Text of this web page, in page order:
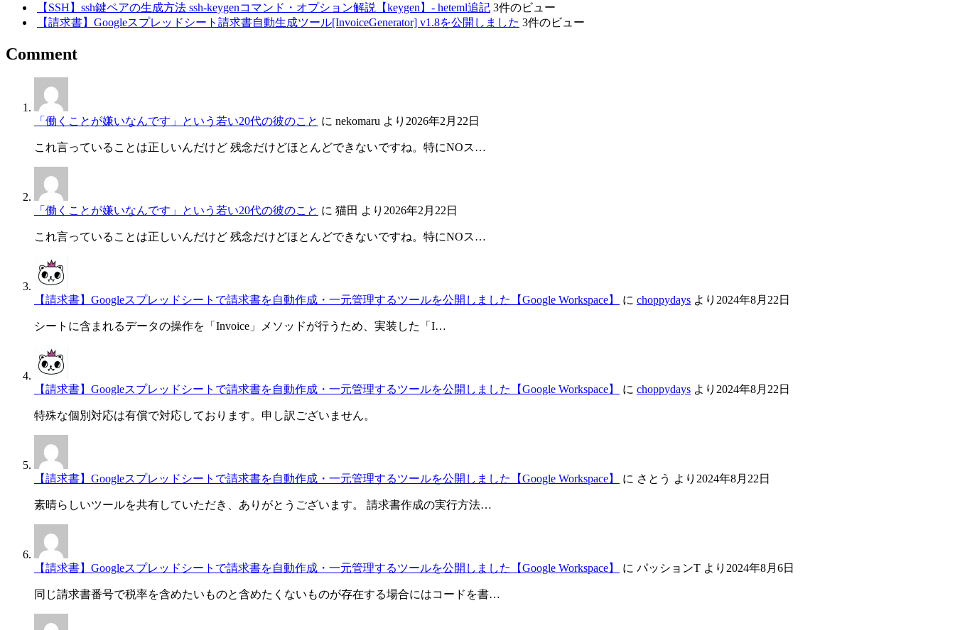
【SSH】ssh鍵ペアの生成方法 ssh-keygenコマンド・オプション解説【keygen】- heteml追記 3件のビュー
【請求書】Googleスプレッドシート請求書自動生成ツール[InvoiceGenerator] v1.8を公開しました 3件のビュー
Comment
「働くことが嫌いなんです」という若い20代の彼のこと に nekomaru より 2026年2月22日
これ言っていることは正しいんだけど 残念だけどほとんどできないですね。特にNOス…
「働くことが嫌いなんです」という若い20代の彼のこと に 猫田 より 2026年2月22日
これ言っていることは正しいんだけど 残念だけどほとんどできないですね。特にNOス…
【請求書】Googleスプレッドシートで請求書を自動作成・一元管理するツールを公開しました【Google Workspace】 に choppydays より 2024年8月22日
シートに含まれるデータの操作を「Invoice」メソッドが行うため、実装した「I…
【請求書】Googleスプレッドシートで請求書を自動作成・一元管理するツールを公開しました【Google Workspace】 に choppydays より 2024年8月22日
特殊な個別対応は有償で対応しております。申し訳ございません。
【請求書】Googleスプレッドシートで請求書を自動作成・一元管理するツールを公開しました【Google Workspace】 に さとう より 2024年8月22日
素晴らしいツールを共有していただき、ありがとうございます。 請求書作成の実行方法…
【請求書】Googleスプレッドシートで請求書を自動作成・一元管理するツールを公開しました【Google Workspace】 に パッションT より 2024年8月6日
同じ請求書番号で税率を含めたいものと含めたくないものが存在する場合にはコードを書…